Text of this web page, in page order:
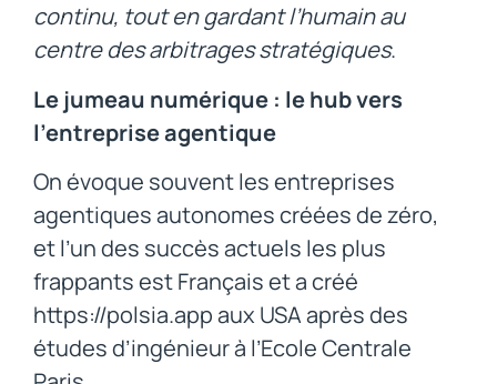
continu, tout en gardant l’humain au
centre des arbitrages stratégiques.
Le jumeau numérique : le hub vers
l’entreprise agentique
On évoque souvent les entreprises
agentiques autonomes créées de zéro,
et l’un des succès actuels les plus
frappants est Français et a créé
https://polsia.app aux USA après des
études d’ingénieur à l’Ecole Centrale